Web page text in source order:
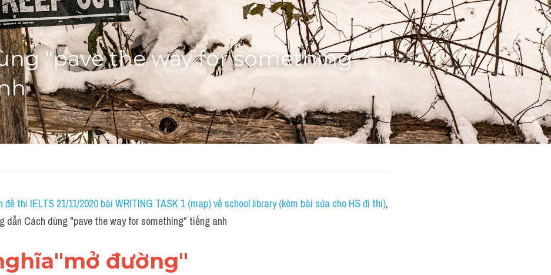
"pave the way for something"
đề thi IELTS 21/11/2020 bài WRITING TASK 1 (map) về school library (kèm bài sửa cho HS đi thi),
dẫn Cách dùng "pave the way for something" tiếng anh
đường"